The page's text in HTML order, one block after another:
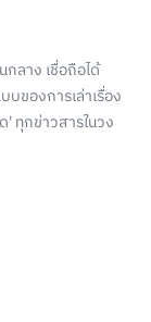
กลาง เชื่อถือได้
บของการเล่าเรื่อง
' ทุกข่าวสารในวง